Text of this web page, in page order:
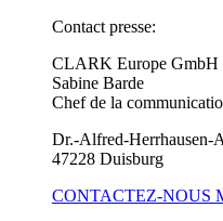
Contact presse:
CLARK Europe GmbH
Sabine Barde
Chef de la
Dr.-Alfred-Herrhausen-
47228 Duisburg
CONTACTEZ-NOUS